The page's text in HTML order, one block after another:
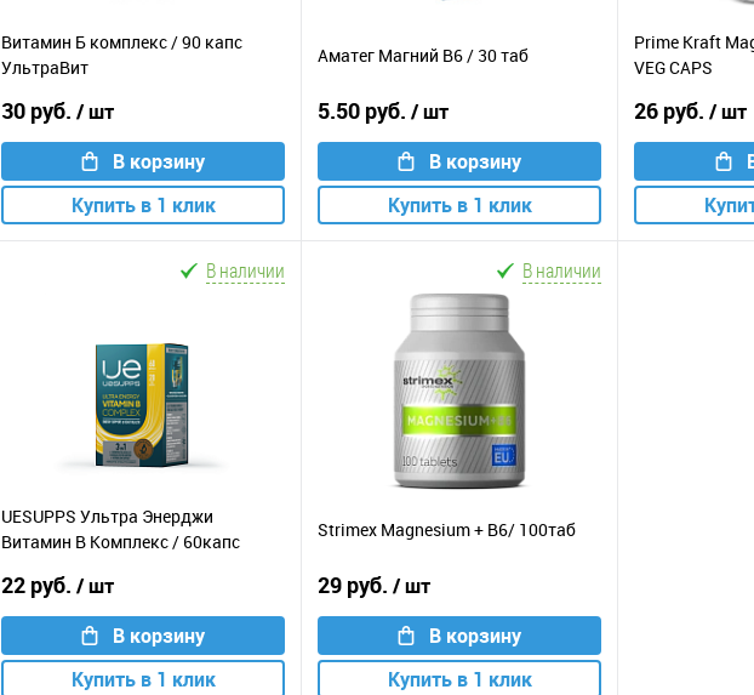
Витамин Б комплекс / 90 капс
УльтраВит
30 руб. / шт
В корзину
Купить в 1 клик
Аматег Магний В6 / 30 таб
5.50 руб. / шт
В корзину
Купить в 1 клик
Prime Kraft
VEG CAPS
26 руб. / шт
В наличии
UESUPPS Ультра Энерджи
Витамин B Комплекс / 60капс
22 руб. / шт
В корзину
Купить в 1 клик
В наличии
Strimex Magnesium + В6/ 100таб
29 руб. / шт
В корзину
Купить в 1 клик